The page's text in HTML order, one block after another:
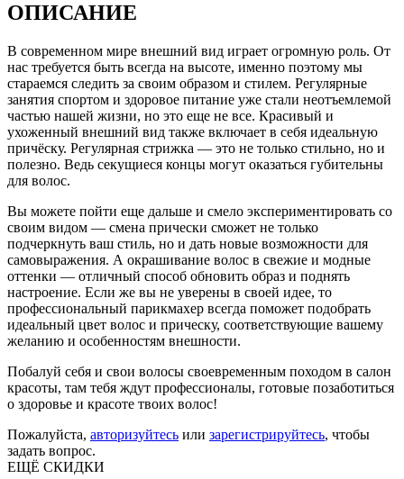
ОПИСАНИЕ
В современном мире внешний вид играет огромную роль. От
нас требуется быть всегда на высоте, именно поэтому мы
стараемся следить за своим образом и стилем. Регулярные
занятия спортом и здоровое питание уже стали неотъемлемой
частью нашей жизни, но это еще не все. Красивый и
ухоженный внешний вид также включает в себя идеальную
причёску. Регулярная стрижка — это не только стильно, но и
полезно. Ведь секущиеся концы могут оказаться губительны
для волос.
Вы можете пойти еще дальше и смело экспериментировать со
своим видом — смена прически сможет не только
подчеркнуть ваш стиль, но и дать новые возможности для
самовыражения. А окрашивание волос в свежие и модные
оттенки — отличный способ обновить образ и поднять
настроение. Если же вы не уверены в своей идее, то
профессиональный парикмахер всегда поможет подобрать
идеальный цвет волос и прическу, соответствующие вашему
желанию и особенностям внешности.
Побалуй себя и свои волосы своевременным походом в салон
красоты, там тебя ждут профессионалы, готовые позаботиться
о здоровье и красоте твоих волос!
Пожалуйста, авторизуйтесь или зарегистрируйтесь, чтобы
задать вопрос.
ЕЩЁ СКИДКИ